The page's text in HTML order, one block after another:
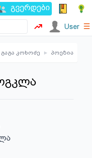
გვერდები
User ☰
გაგა კოხოძე ▸ პოეზია